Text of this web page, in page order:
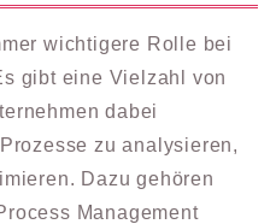
wichtigere Rolle bei
gibt eine Vielzahl von
dabei
zu analysieren,
Dazu gehören
Management